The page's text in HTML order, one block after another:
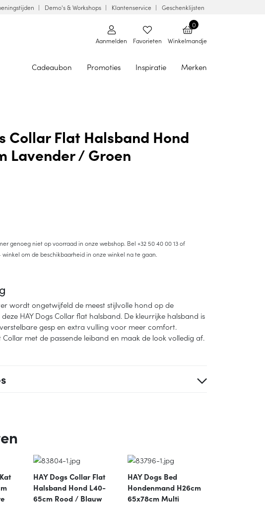
Demo's & Workshops Klantenservice Geschenklijsten
Aanmelden Favorieten
0
Winkelmandje
Cadeaubon Promoties Inspiratie Merken
Collar Flat Halsband Hond
Lavender / Groen
genoeg niet op voorraad in onze webshop. Bel +32 50 40 00 13of
om de beschikbaarheid in onze winkel na te gaan.
wordt ongetwijfeld de meest stijlvolle hond op de
HAY Dogs Collar flat halsband. De kleurrijke halsband is
gesp en extra vulling voor meer comfort.
met de passende leiband en maak de look volledig af.
HAY Dogs Collar Flat
Halsband Hond L40-
65cm Rood / Blauw
HAY Dogs Bed
Hondenmand H26cm
65x78cm Multi